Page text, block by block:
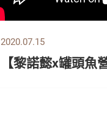
2020.07.15
【黎諾懿x罐頭魚